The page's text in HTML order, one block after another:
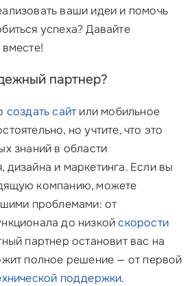
ваши идеи и помочь
успеха? Давайте
партнер?
создать сайтили мобильное
но учтите, что это
знаний в области
дизайна и маркетинга. Если вы
компанию, можете
проблемами: от
до низкойскорости
партнер остановит вас на
полное решение — от первой
поддержки.